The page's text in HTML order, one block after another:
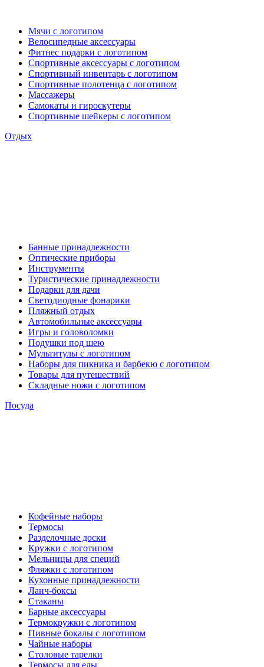
Мячи с логотипом
Велосипедные аксессуары
Фитнес подарки с логотипом
Спортивные аксессуары с логотипом
Спортивный инвентарь с логотипом
Спортивные полотенца с логотипом
Массажеры
Самокаты и гироскутеры
Спортивные шейкеры с логотипом
Отдых
Банные принадлежности
Оптические приборы
Инструменты
Туристические принадлежности
Подарки для дачи
Светодиодные фонарики
Пляжный отдых
Автомобильные аксессуары
Игры и головоломки
Подушки под шею
Мультитулы с логотипом
Наборы для пикника и барбекю с логотипом
Товары для путешествий
Складные ножи с логотипом
Посуда
Кофейные наборы
Термосы
Разделочные доски
Кружки с логотипом
Мельницы для специй
Фляжки с логотипом
Кухонные принадлежности
Ланч-боксы
Стаканы
Барные аксессуары
Термокружки с логотипом
Пивные бокалы с логотипом
Чайные наборы
Столовые тарелки
Термосы для еды